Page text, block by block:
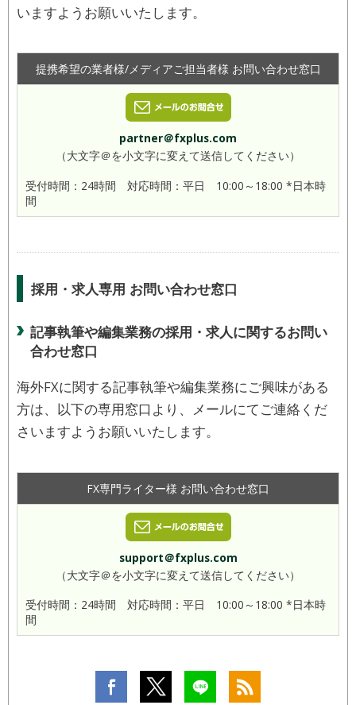
いますようお願いいたします。
提携希望の業者様/メディアご担当者様 お問い合わせ窓口
partner＠fxplus.com
（大文字＠を小文字に変えて送信してください）
受付時間：24時間 対応時間：平日 10:00～18:00 *日本時
間
採用・求人専用 お問い合わせ窓口
記事執筆や編集業務の採用・求人に関するお問い
合わせ窓口
海外FXに関する記事執筆や編集業務にご興味がある
方は、以下の専用窓口より、メールにてご連絡くだ
さいますようお願いいたします。
FX専門ライター様 お問い合わせ窓口
support＠fxplus.com
（大文字＠を小文字に変えて送信してください）
受付時間：24時間 対応時間：平日 10:00～18:00 *日本時
間